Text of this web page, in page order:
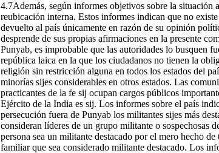
4.7Además, según informes objetivos sobre la situación
reubicación interna. Estos informes indican que no
devuelto al país únicamente en razón de su opinión
desprende de sus propias afirmaciones en la presente
Punyab, es improbable que las autoridades lo busquen
república laica en la que los ciudadanos no tienen la
religión sin restricción alguna en todos los estados del
minorías sijes considerables en otros estados. Las
practicantes de la fe sij ocupan cargos públicos
Ejército de la India es sij. Los informes sobre el país
persecución fuera de Punyab los militantes sijes más
consideran líderes de un grupo militante o sospechosas
persona sea un militante destacado por el mero hecho
familiar que sea considerado militante destacado. Los